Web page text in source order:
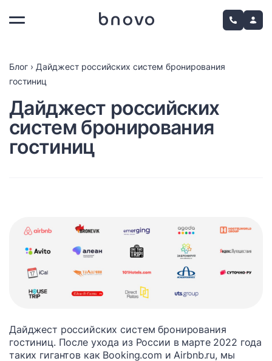
Блог › Дайджест российских систем бронирования
гостиниц
Дайджест российских
систем бронирования
гостиниц
Дайджест российских систем бронирования
гостиниц. После ухода из России в марте 2022 года
таких гигантов как Booking.com и Airbnb.ru, мы